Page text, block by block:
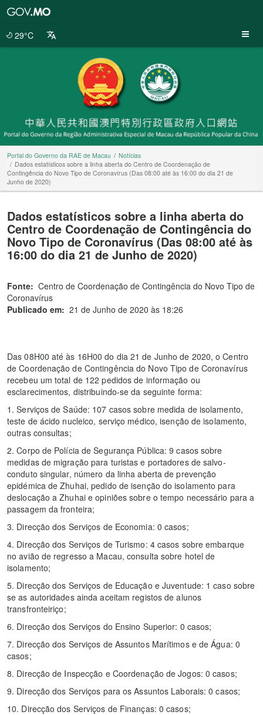
29°C
Portal do Governo da RAE de Macau
Notícias
Dados estatísticos sobre a linha aberta do Centro de Coordenação de
Contingência do Novo Tipo de Coronavírus (Das 08:00 até às 16:00 do dia 21 de
Junho de 2020)
Dados estatísticos sobre a linha aberta do
Centro de Coordenação de Contingência do
Novo Tipo de Coronavírus (Das 08:00 até às
16:00 do dia 21 de Junho de 2020)
Fonte: Centro de Coordenação de Contingência do Novo Tipo de
Coronavírus
Publicado em: 21 de Junho de 2020 às 18:26
Das 08H00 até às 16H00 do dia 21 de Junho de 2020, o Centro
de Coordenação de Contingência do Novo Tipo de Coronavírus
recebeu um total de 122 pedidos de informação ou
esclarecimentos, distribuindo-se da seguinte forma:
1. Serviços de Saúde: 107 casos sobre medida de isolamento,
teste de ácido nucleico, serviço médico, isenção de isolamento,
outras consultas;
2. Corpo de Polícia de Segurança Pública: 9 casos sobre
medidas de migração para turistas e portadores de salvo-
conduto singular, número da linha aberta de prevenção
epidémica de Zhuhai, pedido de isenção do isolamento para
deslocação a Zhuhai e opiniões sobre o tempo necessário para a
passagem da fronteira;
3. Direcção dos Serviços de Economia: 0 casos;
4. Direcção dos Serviços de Turismo: 4 casos sobre embarque
no avião de regresso a Macau, consulta sobre hotel de
isolamento;
5. Direcção dos Serviços de Educação e Juventude: 1 caso sobre
se as autoridades ainda aceitam registos de alunos
transfronteiriço;
6. Direcção dos Serviços do Ensino Superior: 0 casos;
7. Direcção dos Serviços de Assuntos Marítimos e de Água: 0
casos;
8. Direcção de Inspecção e Coordenação de Jogos: 0 casos;
9. Direcção dos Serviços para os Assuntos Laborais: 0 casos;
10. Direcção dos Serviços de Finanças: 0 casos;